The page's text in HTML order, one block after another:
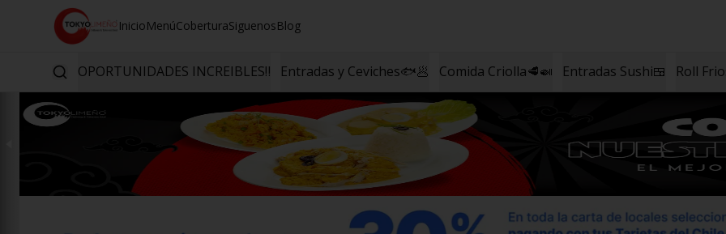
InicioMenúCoberturaSiguenosBlog
OPORTUNIDADES INCREIBLES‼️ Entradas y Ceviches🐟🥟 Comida Criolla🥩🍛 Entradas Sushi🍱 Roll